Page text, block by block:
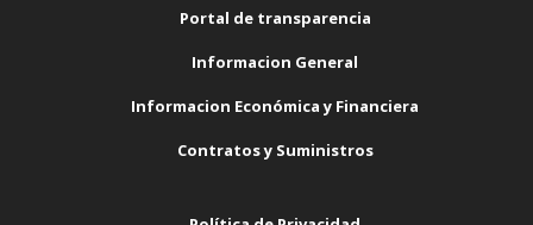
Portal de transparencia
Informacion General
Informacion Económica y Financiera
Contratos y Suministros